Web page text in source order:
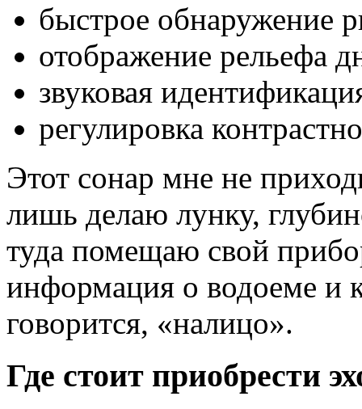
быстрое обнаружение
отображение рельефа
звуковая
регулировка
Этот сонар мне не
лишь делаю лунку,
туда помещаю свой
информация о водоеме и
говорится, «налицо».
Где стоит приобрести